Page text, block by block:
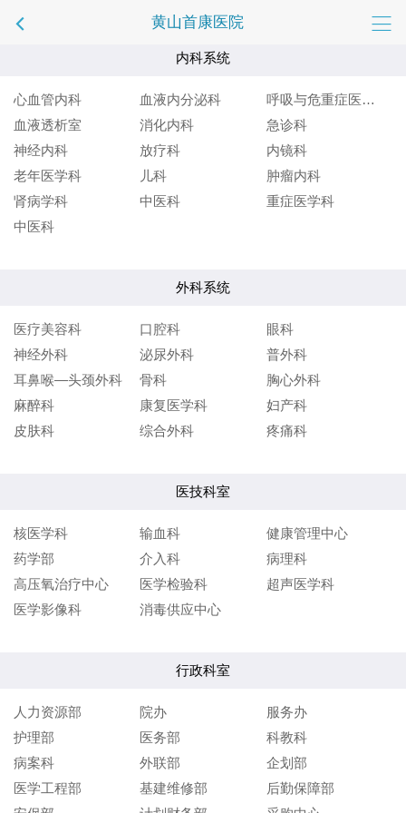
黄山首康医院
内科系统
心血管内科 血液内分泌科
呼吸与危重症医学科
血液透析室
消化内科
急诊科
神经内科
放疗科
内镜科
老年医学科
儿科
肿瘤内科
肾病学科
中医科
重症医学科
中医科
外科系统
医疗美容科 口腔科
眼科
神经外科
泌尿外科
普外科
耳鼻喉—头颈外科
骨科
胸心外科
麻醉科
康复医学科
妇产科
皮肤科
综合外科 疼痛科
医技科室
核医学科 输血科
健康管理中心
药学部
介入科
病理科
高压氧治疗中心
医学检验科
超声医学科
医学影像科
消毒供应中心
行政科室
人力资源部 院办
服务办
护理部
医务部
科教科
病案科
外联部
企划部
医学工程部
基建维修部
后勤保障部